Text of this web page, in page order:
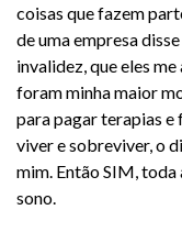
coisas que fazem
de uma empresa
invalidez, que eles
foram minha maior
para pagar terapias e
viver e sobreviver, o
mim. Então SIM,
sono.